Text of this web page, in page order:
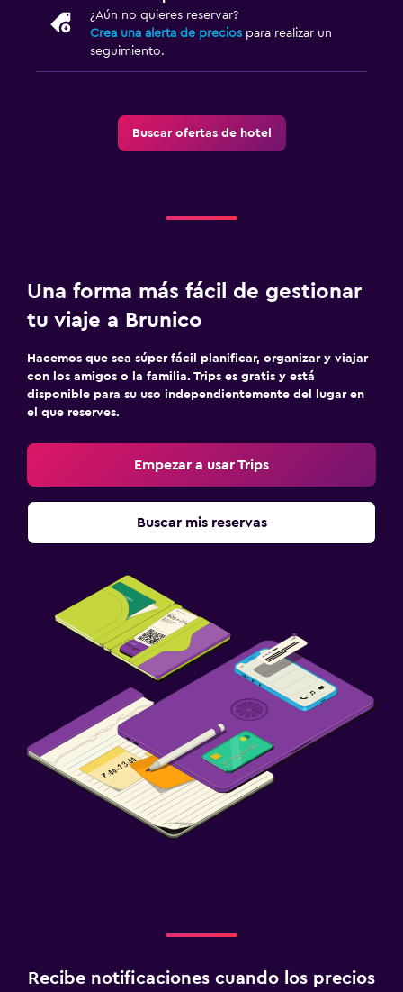
¿Aún no quieres reservar?
Crea una alerta de precios para realizar un
seguimiento.
Buscar ofertas de hotel
Una forma más fácil de gestionar
tu viaje a Brunico
Hacemos que sea súper fácil planificar, organizar y viajar
con los amigos o la familia. Trips es gratis y está
disponible para su uso independientemente del lugar en
el que reserves.
Empezar a usar Trips
Buscar mis reservas
Recibe notificaciones cuando los precios